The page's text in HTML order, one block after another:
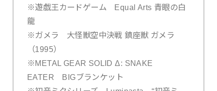
※遊戯王カードゲーム Equal Arts 青眼の白
龍
※ガメラ 大怪獣空中決戦 鎮座獣 ガメラ
（1995）
※METAL GEAR SOLID Δ: SNAKE
EATER BIGブランケット